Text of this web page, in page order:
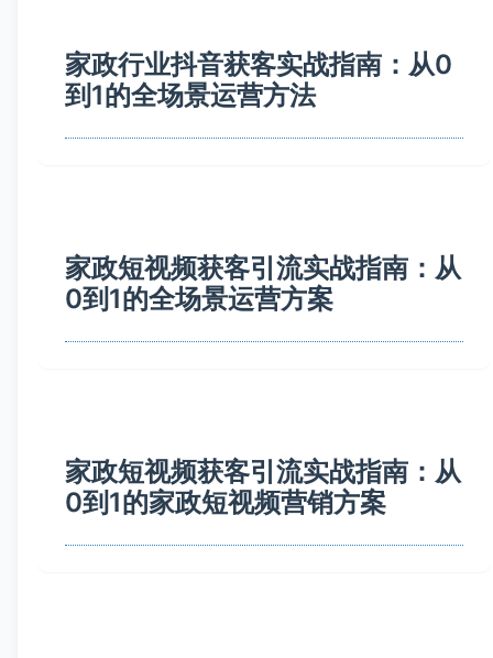
家政行业抖音获客实战指南：从0
到1的全场景运营方法
家政短视频获客引流实战指南：从
0到1的全场景运营方案
家政短视频获客引流实战指南：从
0到1的家政短视频营销方案